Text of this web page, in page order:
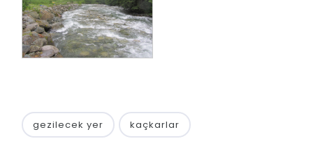
gezilecek yer kaçkarlar